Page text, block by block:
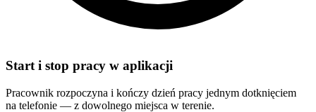
Start i stop pracy w aplikacji
Pracownik rozpoczyna i kończy dzień pracy jednym dotknięciem
na telefonie — z dowolnego miejsca w terenie.